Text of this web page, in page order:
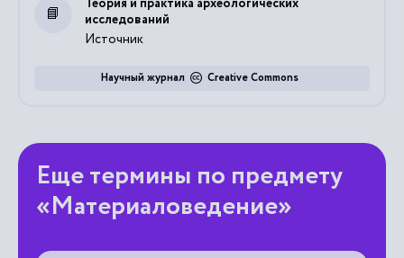
Источник
исследований
Creative Commons
Научный журнал
Еще термины по предмету
«Материаловедение»